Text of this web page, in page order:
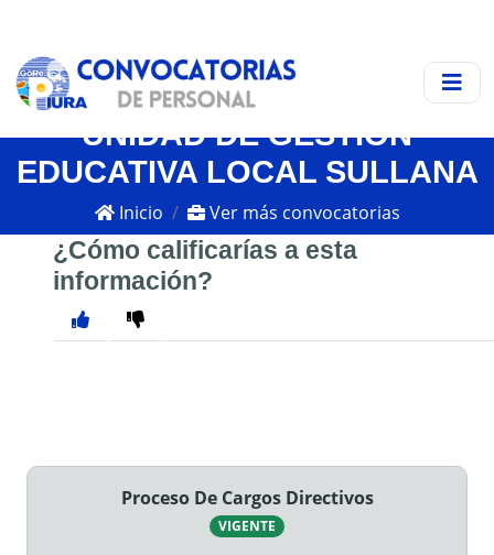
UNIDAD DE GESTIÓN
EDUCATIVA LOCAL SULLANA
Inicio Ver más convocatorias
¿Cómo calificarías a esta
información?
Proceso De Cargos Directivos
VIGENTE